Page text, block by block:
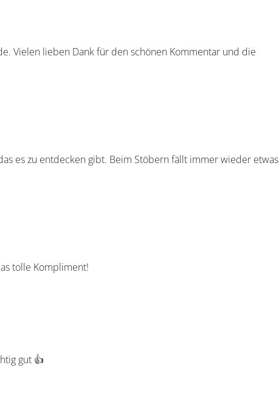
Vielen lieben Dank für den schönen Kommentar und die
es zu entdecken gibt. Beim Stöbern fällt immer wieder etwas
tolle Kompliment!
mir richtig gut 👍